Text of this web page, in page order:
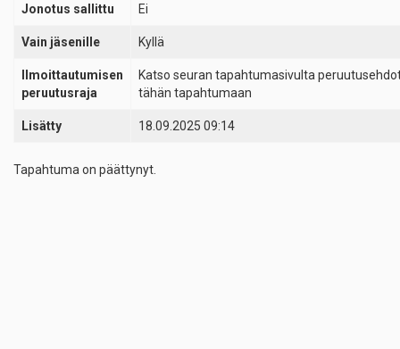
Jonotus sallittu Ei
Vain jäsenille Kyllä
Ilmoittautumisen
peruutusraja
Katso seuran tapahtumasivulta
tähän tapahtumaan
Lisätty 18.09.2025 09:14
Tapahtuma on päättynyt.